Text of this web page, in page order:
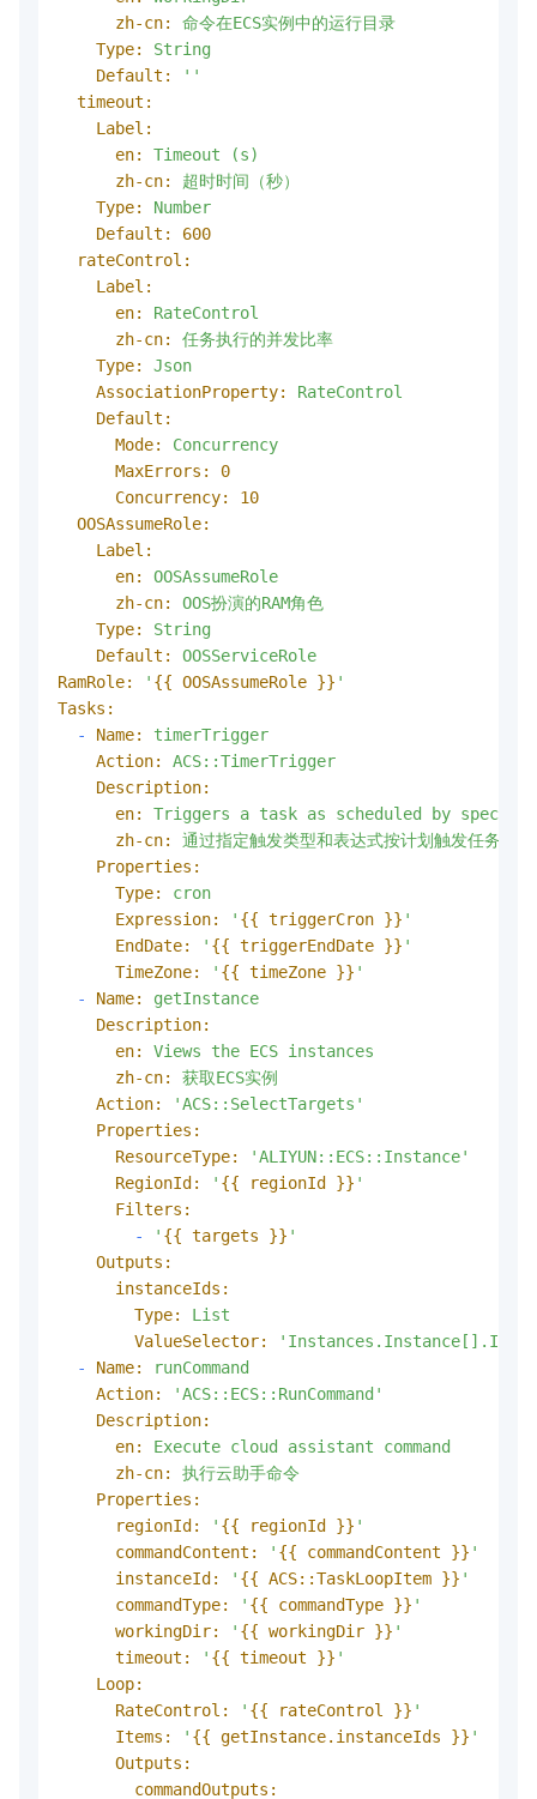
zh-cn:
命令在ECS实例中的运行目录
Type:
String
Default:
''
timeout:
Label:
en:
Timeout
(s)
zh-cn:
超时时间（秒）
Type:
Number
Default:
600
rateControl:
Label:
en:
RateControl
zh-cn:
任务执行的并发比率
Type:
Json
AssociationProperty:
RateControl
Default:
Mode:
Concurrency
MaxErrors:
0
Concurrency:
10
OOSAssumeRole:
Label:
en:
OOSAssumeRole
zh-cn:
OOS扮演的RAM角色
Type:
String
Default:
OOSServiceRole
RamRole:
' {{ OOSAssumeRole }} '
Tasks:
-
Name:
timerTrigger
Action:
ACS::TimerTrigger
Description:
en:
Triggers a task as scheduled by
zh-cn:
通过指定触发类型和表达式按计划触发任务
Properties:
Type:
cron
Expression:
' {{ triggerCron }} '
EndDate:
' {{ triggerEndDate }} '
TimeZone:
' {{ timeZone }} '
-
Name:
getInstance
Description:
en:
Views the ECS instances
zh-cn:
获取ECS实例
Action:
'ACS::SelectTargets'
Properties:
ResourceType:
'ALIYUN::ECS::Instance'
RegionId:
' {{ regionId }} '
Filters:
-
' {{ targets }} '
Outputs:
instanceIds:
Type:
List
ValueSelector:
-
Name:
runCommand
Action:
'ACS::ECS::RunCommand'
Description:
en:
Execute cloud assistant
command
zh-cn:
执行云助手命令
Properties:
regionId:
' {{ regionId }} '
commandContent:
' {{ commandContent }} '
instanceId:
' {{ ACS::TaskLoopItem }} '
commandType:
' {{ commandType }} '
workingDir:
' {{ workingDir }} '
timeout:
' {{ timeout }} '
Loop:
RateControl:
' {{ rateControl }} '
Items:
' {{ getInstance.instanceIds }} '
Outputs:
commandOutputs: